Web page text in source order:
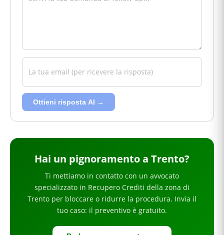
Ottieni risposta AI →
Hai un pignoramentoa Trento?
Ti mettiamo in contatto con un avvocato
specializzato in Recupero Crediti della zona di
Trento per bloccare o ridurre la procedura. Invia il
tuo caso: il preventivo è gratuito.